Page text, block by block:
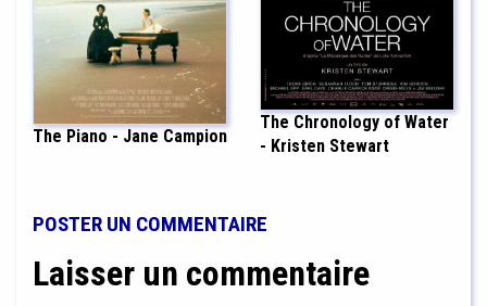
The Piano - Jane Campion
The Chronology of Water
- Kristen Stewart
POSTER UN COMMENTAIRE
Laisser un commentaire